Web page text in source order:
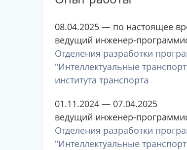
08.04.2025 — по настоящее
ведущий инженер-
Отделения разработки
"Интеллектуальные
института транспорта
01.11.2024 — 07.04.2025
ведущий инженер-
Отделения разработки
"Интеллектуальные